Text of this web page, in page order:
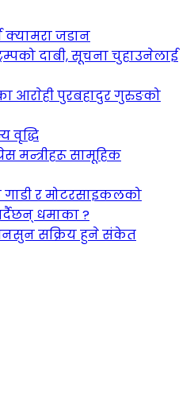
जडान
दाबी, सूचना चुहाउनेलाई
आराेही पुरबहादुर गुरुङको
वृद्धि
मन्त्रीहरू सामूहिक
र मोटरसाइकलको
धमाका ?
सक्रिय हुने संकेत